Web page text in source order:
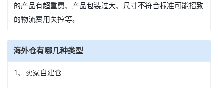
的产品有超重费、产品包装过大、尺寸不符合标准可能招致
的物流费用失控等。
海外仓有哪几种类型
1、卖家自建仓